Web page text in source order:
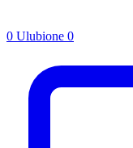
0 Ulubione 0